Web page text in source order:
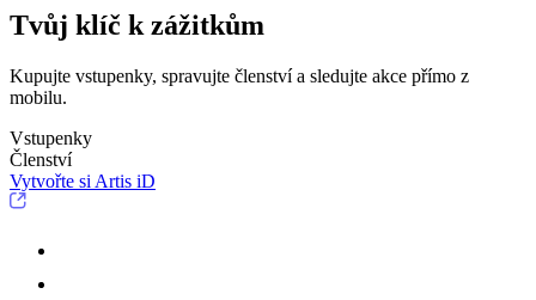
Tvůj klíč k zážitkům
Kupujte vstupenky, spravujte členství a sledujte akce přímo z
mobilu.
Vstupenky
Členství
Vytvořte si Artis iD